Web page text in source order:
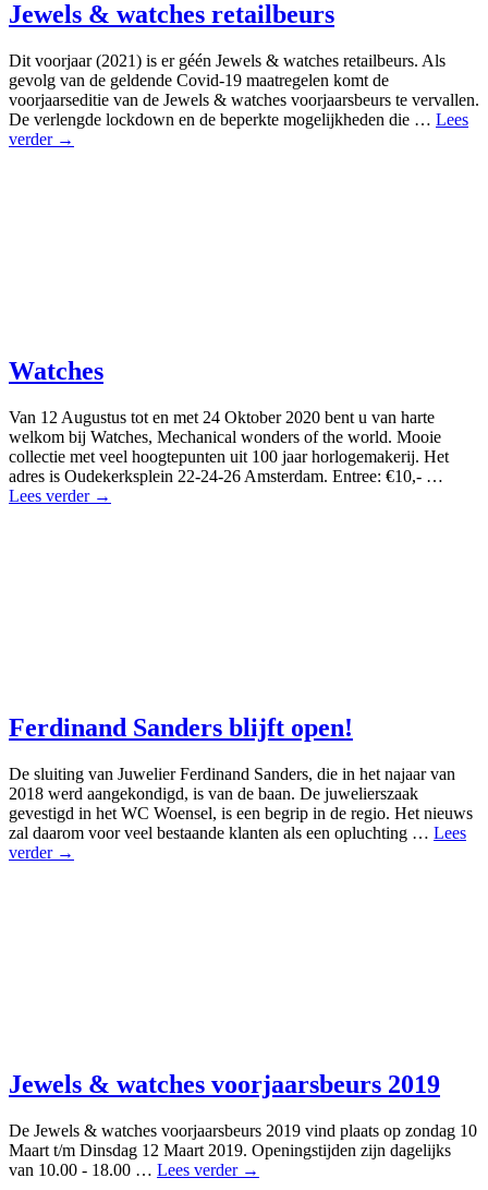
Jewels & watches retailbeurs
Dit voorjaar (2021) is er géén Jewels & watches retailbeurs. Als
gevolg van de geldende Covid-19 maatregelen komt de
voorjaarseditie van de Jewels & watches voorjaarsbeurs te vervallen.
De verlengde lockdown en de beperkte mogelijkheden die … Lees
verder →
Watches
Van 12 Augustus tot en met 24 Oktober 2020 bent u van harte
welkom bij Watches, Mechanical wonders of the world. Mooie
collectie met veel hoogtepunten uit 100 jaar horlogemakerij. Het
adres is Oudekerksplein 22-24-26 Amsterdam. Entree: €10,- …
Lees verder →
Ferdinand Sanders blijft open!
De sluiting van Juwelier Ferdinand Sanders, die in het najaar van
2018 werd aangekondigd, is van de baan. De juwelierszaak
gevestigd in het WC Woensel, is een begrip in de regio. Het nieuws
zal daarom voor veel bestaande klanten als een opluchting … Lees
verder →
Jewels & watches voorjaarsbeurs 2019
De Jewels & watches voorjaarsbeurs 2019 vind plaats op zondag 10
Maart t/m Dinsdag 12 Maart 2019. Openingstijden zijn dagelijks
van 10.00 - 18.00 … Lees verder →